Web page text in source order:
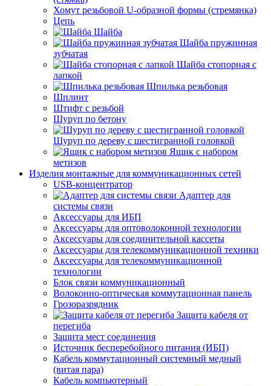
Хомут резьбовой U-образной формы (стремянка)
Цепь
Шайба
Шайба пружинная
зубчатая
Шайба стопорная с
лапкой
Шпилька резьбовая
Шплинт
Штифт с резьбой
Шуруп по бетону
Шуруп по дереву с шестигранной головкой
Ящик с набором
метизов
Изделия монтажные для коммуникационных сетей
USB-концентратор
Адаптер для
системы связи
Аксессуары для ИБП
Аксессуары для оптоволоконной технологии
Аксессуары для соединительной кассеты
Аксессуары для телекоммуникационной техники
Аксессуары для телекоммуникационной
технологии
Блок связи коммуникационный
Волоконно-оптическая коммутационная панель
Грозоразрядник
Защита кабеля от
перегиба
Защита мест соединения
Источник бесперебойного питания (ИБП)
Кабель коммутационный системный медный
(витая пара)
Кабель компьютерный